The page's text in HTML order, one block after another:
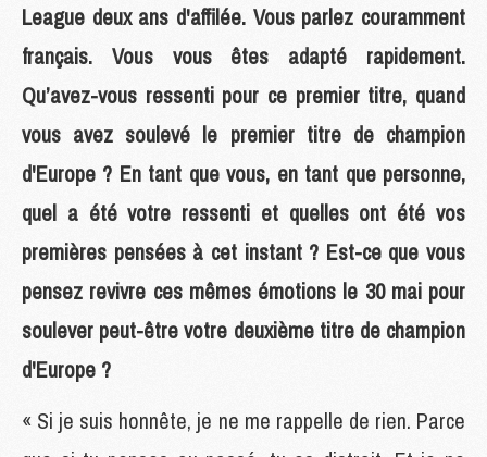
League deux ans d'affilée. Vous parlez couramment
français. Vous vous êtes adapté rapidement.
Qu’avez-vous ressenti pour ce premier titre, quand
vous avez soulevé le premier titre de champion
d'Europe ? En tant que vous, en tant que personne,
quel a été votre ressenti et quelles ont été vos
premières pensées à cet instant ? Est-ce que vous
pensez revivre ces mêmes émotions le 30 mai pour
soulever peut-être votre deuxième titre de champion
d'Europe ?
« Si je suis honnête, je ne me rappelle de rien. Parce